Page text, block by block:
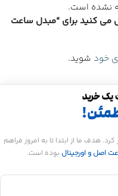
نشده است.
می کنید برای “مبدل ساعت
خود شوید.
جَم فعالیت خود را از سال 1401 آغاز کرد. هدف ما از ابتدا تا به امروز فراهم
اصل و اورجینال بوده است.